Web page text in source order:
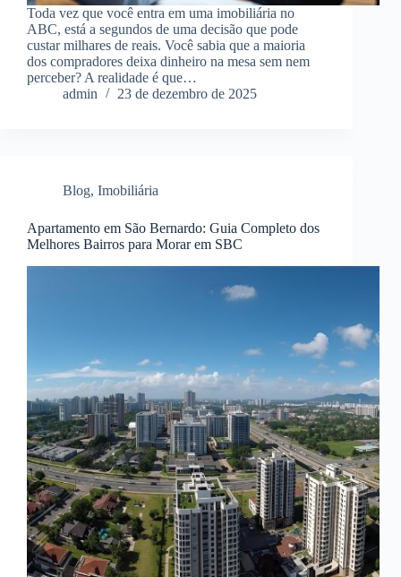
Toda vez que você entra em uma imobiliária no
ABC, está a segundos de uma decisão que pode
custar milhares de reais. Você sabia que a maioria
dos compradores deixa dinheiro na mesa sem nem
perceber? A realidade é que…
admin
23 de dezembro de 2025
Blog, Imobiliária
Apartamento em São Bernardo: Guia Completo dos
Melhores Bairros para Morar em SBC